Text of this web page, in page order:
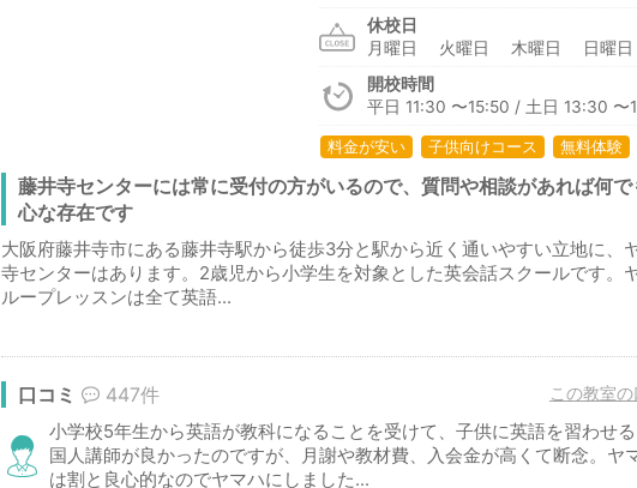
休校日
月曜日 火曜日 木曜日 日曜
開校時間
平日 11:30 〜15:50 / 土日 13:30 〜
料金が安い 子供向けコース 無料体験
藤井寺センターには常に受付の方がいるので、質問や相談があれば何
心な存在です
大阪府藤井寺市にある藤井寺駅から徒歩3分と駅から近く通いやすい立地に、
寺センターはあります。2歳児から小学生を対象とした英会話スクールです。
ループレッスンは全て英語...
この教室
口コミ 447件
小学校5年生から英語が教科になることを受けて、子供に英語を習わせ
国人講師が良かったのですが、月謝や教材費、入会金が高くて断念。ヤ
は割と良心的なのでヤマハにしました...